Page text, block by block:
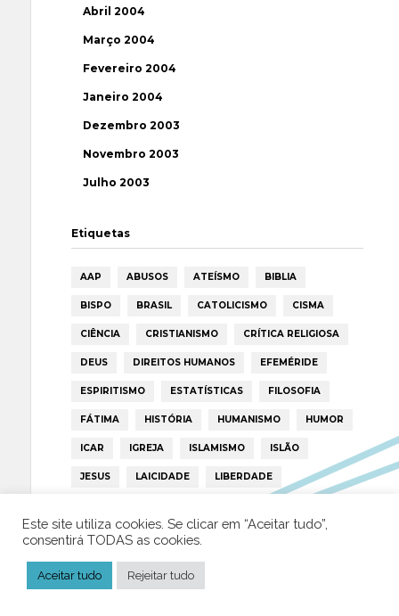
Abril 2004
Março 2004
Fevereiro 2004
Janeiro 2004
Dezembro 2003
Novembro 2003
Julho 2003
Etiquetas
AAP ABUSOS ATEÍSMO BIBLIA
BISPO BRASIL CATOLICISMO CISMA
CIÊNCIA CRISTIANISMO CRÍTICA RELIGIOSA
DEUS DIREITOS HUMANOS EFEMÉRIDE
ESPIRITISMO ESTATÍSTICAS FILOSOFIA
FÁTIMA HISTÓRIA HUMANISMO HUMOR
ICAR IGREJA ISLAMISMO ISLÃO
JESUS LAICIDADE LIBERDADE
MORAL MULHER
PAPA PAPAS PEDOFILIA
PORTUGAL RELIGIÃO
Este site utiliza cookies. Se clicar em “Aceitar tudo”,
consentirá TODAS as cookies.
Aceitar tudo Rejeitar tudo